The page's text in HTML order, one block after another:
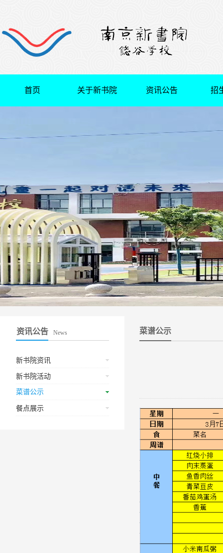
首页 关于新书院 资讯公告 招
资讯公告 News
新书院资讯
新书院活动
菜谱公示
餐点展示
菜谱公示